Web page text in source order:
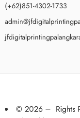
(+62)851-4302-1733
© 2026 – Rights